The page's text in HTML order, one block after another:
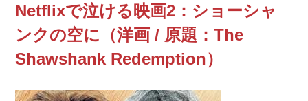
Netflixで泣ける映画2：ショーシャ
ンクの空に（洋画 / 原題：The
Shawshank Redemption）